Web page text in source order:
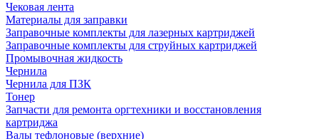
Чековая лента
Материалы для заправки
Заправочные комплекты для лазерных картриджей
Заправочные комплекты для струйных картриджей
Промывочная жидкость
Чернила
Чернила для ПЗК
Тонер
Запчасти для ремонта оргтехники и восстановления
картриджа
Валы тефлоновые (верхние)